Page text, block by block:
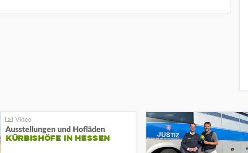
Ausstellungen und Hofläden
KÜRBISHÖFE IN HESSEN